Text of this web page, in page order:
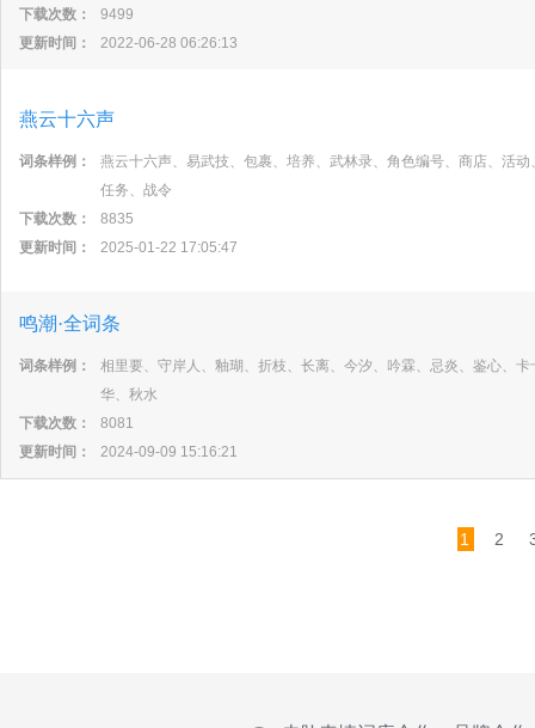
下载次数：
9499
更新时间：
2022-06-28 06:26:13
燕云十六声
词条样例：
燕云十六声、易武技、包裹、培养、武林录、角色编号、商店、活
任务、战令
下载次数：
8835
更新时间：
2025-01-22 17:05:47
鸣潮·全词条
词条样例：
相里要、守岸人、釉瑚、折枝、长离、今汐、吟霖、忌炎、鉴心、
华、秋水
下载次数：
8081
更新时间：
2024-09-09 15:16:21
1 2